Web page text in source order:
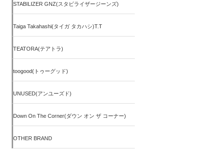
STABILIZER GNZ(スタビライザージーンズ)
Taiga Takahashi(タイガ タカハシ)T.T
TEATORA(テアトラ)
toogood(トゥーグッド)
UNUSED(アンユーズド)
Down On The Corner(ダウン オン ザ コーナー)
OTHER BRAND